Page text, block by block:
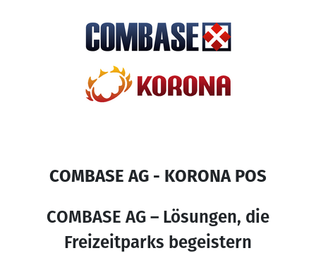
COMBASE AG - KORONA POS
COMBASE AG – Lösungen, die
Freizeitparks begeistern